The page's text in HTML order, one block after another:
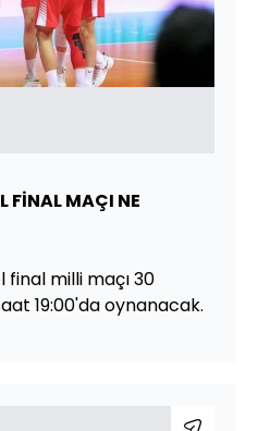
FİNALMAÇI NE
milli maçı 30
19:00'da oynanacak.